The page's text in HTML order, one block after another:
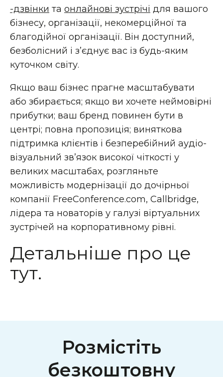
-дзвінки та онлайнові зустрічі для вашого
бізнесу, організації, некомерційної та
благодійної організації. Він доступний,
безболісний і з’єднує вас із будь-яким
куточком світу.
Якщо ваш бізнес прагне масштабувати
або збирається; якщо ви хочете неймовірні
прибутки; ваш бренд повинен бути в
центрі; повна пропозиція; виняткова
підтримка клієнтів і безперебійний аудіо-
візуальний зв’язок високої чіткості у
великих масштабах, розгляньте
можливість модернізації до дочірньої
компанії FreeConference.com, Callbridge,
лідера та новаторів у галузі віртуальних
зустрічей на корпоративному рівні.
Детальніше про це
тут.
Розмістіть
безкоштовну